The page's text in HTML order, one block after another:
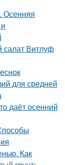
Осенняя
салат Витлуф
для средней
даёт осенний
Как